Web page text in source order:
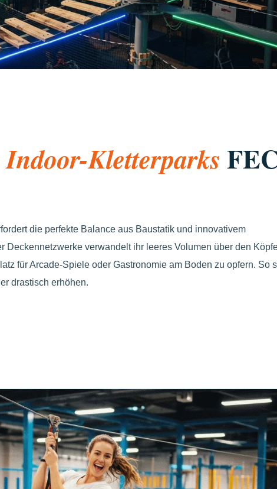
Kletterparks
die perfekte Balance aus Baustatik und innovativem
Deckennetzwerke verwandelt ihr leeres Volumen über den
für Arcade-Spiele oder Gastronomie am Boden zu opfern. So
drastisch erhöhen.